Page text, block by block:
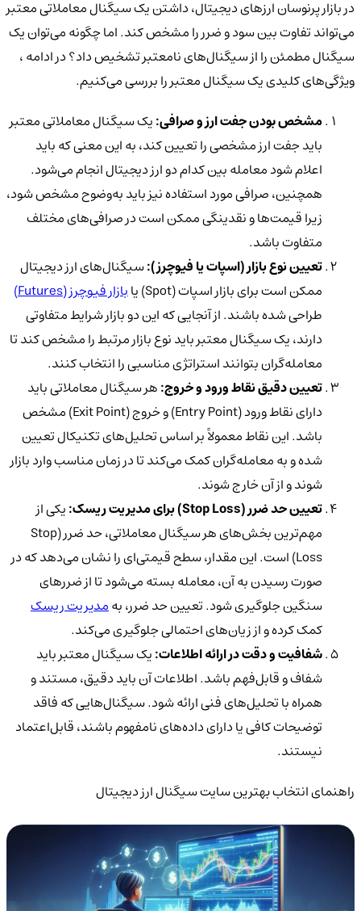
در بازار پرنوسان ارزهای دیجیتال، داشتن یک سیگنال معاملاتی معتبر
می‌تواند تفاوت بین سود و ضرر را مشخص کند. اما چگونه می‌توان یک
سیگنال مطمئن را از سیگنال‌های نامعتبر تشخیص داد؟ در ادامه ،
ویژگی‌های کلیدی یک سیگنال معتبر را بررسی می‌کنیم.
مشخص بودن جفت ارز و صرافی:یک سیگنال معاملاتی معتبر
بایدجفت ارز مشخصیرا تعیین کند، به این معنی که باید
اعلام شود معامله بین کدام دو ارز دیجیتال انجام می‌شود.
همچنین،صرافی مورد استفادهنیز باید به‌وضوح مشخص شود،
زیرا قیمت‌ها و نقدینگی ممکن است در صرافی‌های مختلف
متفاوت باشد.
تعیین نوع بازار (اسپات یا فیوچرز):سیگنال‌های ارز دیجیتال
ممکن است برایبازار اسپات (Spot) یابازار فیوچرز (Futures)
طراحی شده باشند. از آنجایی که این دو بازار شرایط متفاوتی
دارند، یک سیگنال معتبر باید نوع بازار مرتبط را مشخص کند تا
معامله‌گران بتوانند استراتژی مناسبی را انتخاب کنند.
تعیین دقیق نقاط ورود و خروج:هر سیگنال معاملاتی باید
داراینقاط ورود (Entry Point) و خروج (Exit Point)
مشخص
باشد. این نقاط معمولاً بر اساس تحلیل‌های تکنیکال تعیین
شده و به معامله‌گران کمک می‌کند تا در زمان مناسب وارد بازار
شوند و از آن خارج شوند.
تعیین حد ضرر (Stop Loss) برای مدیریت ریسک:
یکی از
مهم‌ترین بخش‌های هر سیگنال معاملاتی،
حد ضرر (Stop
Loss) است. این مقدار، سطح قیمتی‌ای را نشان می‌دهد که در
صورت رسیدن به آن، معامله بسته می‌شود تا از ضررهای
سنگین جلوگیری شود. تعیین حد ضرر، بهمدیریت ریسک
کمک کرده و از زیان‌های احتمالی جلوگیری می‌کند.
شفافیت و دقت در ارائه اطلاعات:یک سیگنال معتبر باید
شفاف و قابل‌فهمباشد. اطلاعات آن بایددقیق، مستند و
همراه با تحلیل‌های فنیارائه شود. سیگنال‌هایی کهفاقد
توضیحات کافی یا دارای داده‌های نامفهوم باشند، قابل‌اعتماد
نیستند.
راهنمای انتخاب بهترین سایت سیگنال ارز دیجیتال